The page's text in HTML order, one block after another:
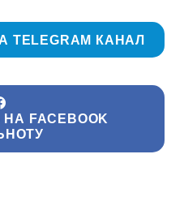
TELEGRAM КАНАЛ
FACEBOOK